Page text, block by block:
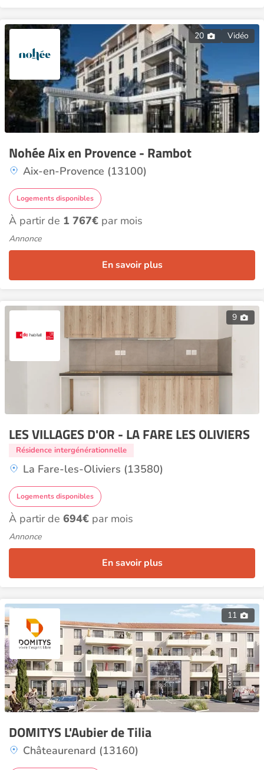
20 Vidéo
Nohée Aix en Provence - Rambot
Aix-en-Provence (13100)
Logements disponibles
À partir de 1 767€ par mois
Annonce
En savoir plus
9
LES VILLAGES D'OR - LA FARE LES OLIVIERS
Résidence intergénérationnelle
La Fare-les-Oliviers (13580)
Logements disponibles
À partir de 694€ par mois
Annonce
En savoir plus
11
DOMITYS L'Aubier de Tilia
Châteaurenard (13160)